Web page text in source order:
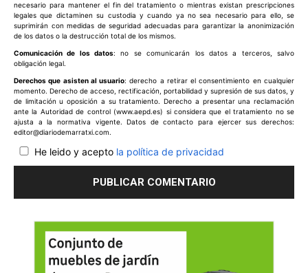
necesario para mantener el fin del tratamiento o mientras existan prescripciones
legales que dictaminen su custodia y cuando ya no sea necesario para ello, se
suprimirán con medidas de seguridad adecuadas para garantizar la anonimización
de los datos o la destrucción total de los mismos.
Comunicación de los datos: no se comunicarán los datos a terceros, salvo
obligación legal.
Derechos que asisten al usuario: derecho a retirar el consentimiento en cualquier
momento. Derecho de acceso, rectificación, portabilidad y supresión de sus datos, y
de limitación u oposición a su tratamiento. Derecho a presentar una reclamación
ante la Autoridad de control (www.aepd.es) si considera que el tratamiento no se
ajusta a la normativa vigente. Datos de contacto para ejercer sus derechos:
editor@diariodemarratxi.com.
He leido y acepto la política de privacidad